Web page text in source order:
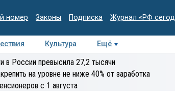
номер Законы Подписка Журнал «РФ
Культура Ещё
Интервью Колумнисты
экспертиза
в России превысила 27,2 тысячи
на уровне не ниже 40% от заработка
с 1 августа